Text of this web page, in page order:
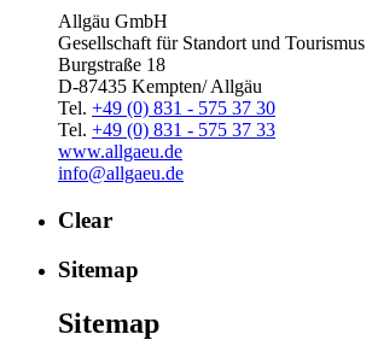
Allgäu GmbH
Gesellschaft für Standort und Tourismus
Burgstraße 18
D-87435 Kempten/ Allgäu
Tel. +49 (0) 831 - 575 37 30
Tel. +49 (0) 831 - 575 37 33
www.allgaeu.de
info@allgaeu.de
Clear
Sitemap
Sitemap